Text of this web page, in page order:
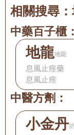
相關搜尋：
中藥百子櫃：
地龍地龍
息風止痙藥
息風止痙
中醫方劑：
小金丹